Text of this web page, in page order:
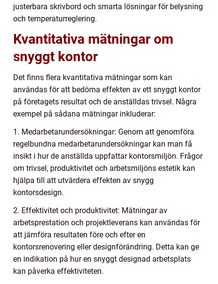
justerbara skrivbord och smarta lösningar för belysning
och temperaturreglering.
Kvantitativa mätningar om
snyggt kontor
Det finns flera kvantitativa mätningar som kan
användas för att bedöma effekten av ett snyggt kontor
på företagets resultat och de anställdas trivsel. Några
exempel på sådana mätningar inkluderar:
1. Medarbetarundersökningar: Genom att genomföra
regelbundna medarbetarundersökningar kan man få
insikt i hur de anställda uppfattar kontorsmiljön. Frågor
om trivsel, produktivitet och arbetsmiljöns estetik kan
hjälpa till att utvärdera effekten av snygg
kontorsdesign.
2. Effektivitet och produktivitet: Mätningar av
arbetsprestation och projektleverans kan användas för
att jämföra resultaten före och efter en
kontorsrenovering eller designförändring. Detta kan ge
en indikation på hur en snyggt designad arbetsplats
kan påverka effektiviteten.